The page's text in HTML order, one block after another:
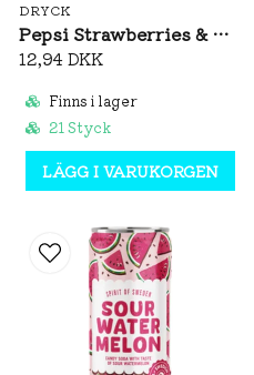
DRYCK
Pepsi Strawberries & Cream 330ml
12,94 DKK
Finns i lager
21 Styck
LÄGG I VARUKORGEN